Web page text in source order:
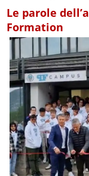
Le parole
Formation